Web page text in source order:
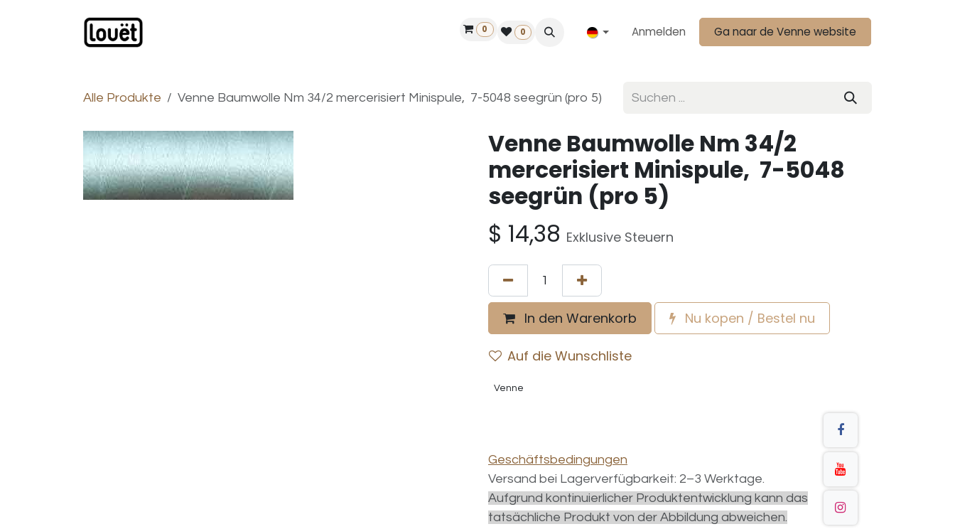
Finde einen Händler
0 0 Anmelden Ga naar de Venne website
Alle Produkte Venne Baumwolle Nm 34/2 mercerisiert Minispule, 7-5048 seegrün (pro 5)
Venne Baumwolle Nm 34/2
mercerisiert Minispule, 7-5048
seegrün (pro 5)
$ 14,38 Exklusive Steuern
In den Warenkorb Nu kopen / Bestel nu
Auf die Wunschliste
Venne
Geschäftsbedingungen
Versand bei Lagerverfügbarkeit: 2–3 Werktage.
Aufgrund kontinuierlicher Produktentwicklung kann das
tatsächliche Produkt von der Abbildung abweichen.